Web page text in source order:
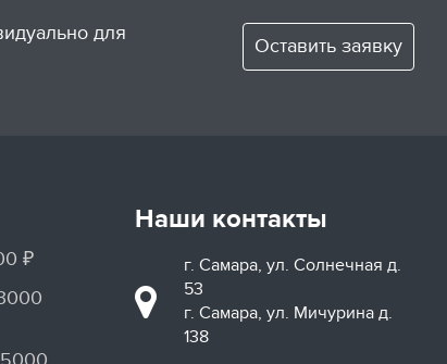
для
Оставить заявку
₽
Наши контакты
г. Самара, ул. Солнечная д.
53
г. Самара, ул. Мичурина д.
138